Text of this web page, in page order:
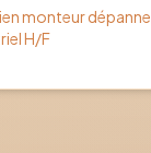
monteur
H/F